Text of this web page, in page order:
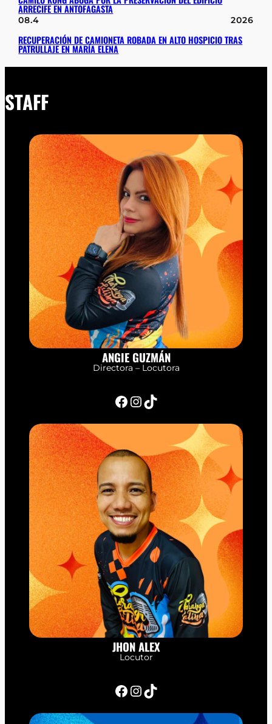
ARRECIFE EN ANTOFAGASTA
08.4 2026
RECUPERACIÓN DE CAMIONETA ROBADA EN ALTO HOSPICIO TRAS
PATRULLAJE EN MARÍA ELENA
STAFF
ANGIE GUZMÁN
Directora – Locutora
Facebook InstagramTikTok
JHON ALEX
Locutor
Facebook InstagramTikTok